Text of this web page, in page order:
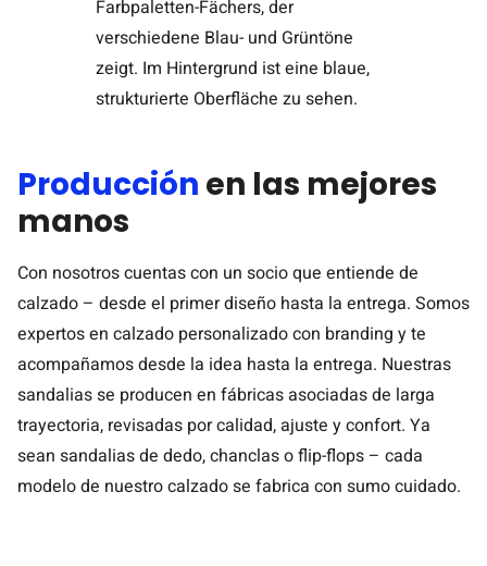
Producción en las mejores
manos
Con nosotros cuentas con un socio que entiende de
calzado – desde el primer diseño hasta la entrega. Somos
expertos en calzado personalizado con branding y te
acompañamos desde la idea hasta la entrega. Nuestras
sandalias se producen en fábricas asociadas de larga
trayectoria, revisadas por calidad, ajuste y confort. Ya
sean sandalias de dedo, chanclas o flip-flops – cada
modelo de nuestro calzado se fabrica con sumo cuidado.